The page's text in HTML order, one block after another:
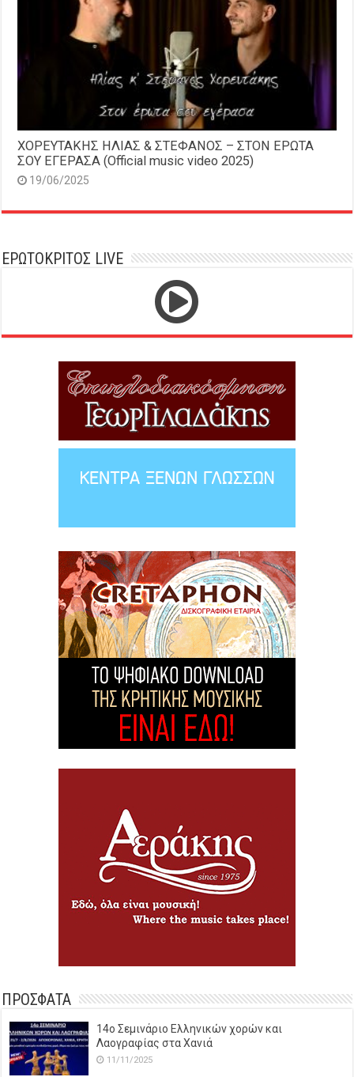
ΧΟΡΕΥΤΑΚΗΣ ΗΛΙΑΣ & ΣΤΕΦΑΝΟΣ – ΣΤΟΝ ΕΡΩΤΑ
ΣΟΥ ΕΓΕΡΑΣΑ (Official music video 2025)
19/06/2025
ΕΡΩΤΟΚΡΙΤΟΣ LIVE
ΠΡΟΣΦΑΤΑ
14o Σεμινάριο Ελληνικών χορών και
Λαογραφίας στα Χανιά
11/11/2025